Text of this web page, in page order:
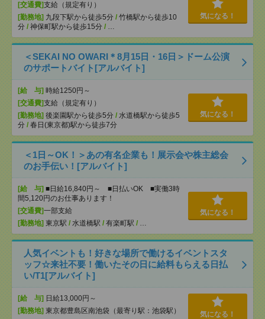
[交通費]支給（規定有り）
[勤務地] 九段下駅から徒歩5分 / 竹橋駅から徒歩10
分 / 神保町駅から徒歩15分 / …
気になる！
＜SEKAI NO OWARI＊8月15日・16日＞ドーム公演
のサポートバイト[アルバイト]
[給 与] 時給1250円～
[交通費]支給（規定有り）
[勤務地] 後楽園駅から徒歩5分 / 水道橋駅から徒歩5
分 / 春日(東京都)駅から徒歩7分
気になる！
＜1日～OK！＞あの有名企業も！展示会や株主総会
のお手伝い！[アルバイト]
[給 与] ■日給16,840円～ ■日払いOK ■実働3時
間5,120円のお仕事あります！
[交通費]一部支給
[勤務地] 東京駅 / 水道橋駅 / 有楽町駅 / …
気になる！
人気イベントも！好きな場所で働けるイベントスタ
ッフ☆来社不要！働いたその日に給料もらえる日払
い/T1[アルバイト]
[給 与] 日給13,000円～
[勤務地] 東京都豊島区南池袋（最寄り駅：池袋駅） 気になる！